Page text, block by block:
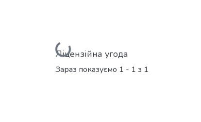
Вантажиться...
Ліцензійна угода
Зараз показуємо 1 - 1 з 1